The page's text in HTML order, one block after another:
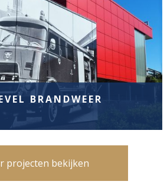
BRANDWEER
projecten bekijken